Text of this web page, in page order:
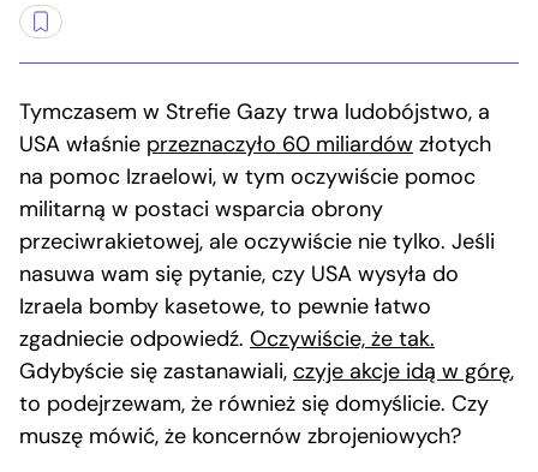
Tymczasem w Strefie Gazy trwa ludobójstwo, a
USA właśnie przeznaczyło 60 miliardów złotych
na pomoc Izraelowi, w tym oczywiście pomoc
militarną w postaci wsparcia obrony
przeciwrakietowej, ale oczywiście nie tylko. Jeśli
nasuwa wam się pytanie, czy USA wysyła do
Izraela bomby kasetowe, to pewnie łatwo
zgadniecie odpowiedź. Oczywiście, że tak.
Gdybyście się zastanawiali, czyje akcje idą w górę,
to podejrzewam, że również się domyślicie. Czy
muszę mówić, że koncernów zbrojeniowych?